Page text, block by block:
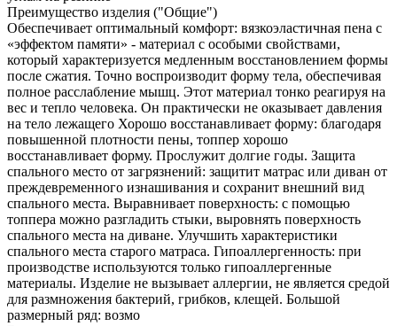
Преимущество изделия ("Общие")
Обеспечивает оптимальный комфорт: вязкоэластичная пена с
«эффектом памяти» - материал с особыми свойствами,
который характеризуется медленным восстановлением формы
после сжатия. Точно воспроизводит форму тела, обеспечивая
полное расслабление мышц. Этот материал тонко реагируя на
вес и тепло человека. Он практически не оказывает давления
на тело лежащего Хорошо восстанавливает форму: благодаря
повышенной плотности пены, топпер хорошо
восстанавливает форму. Прослужит долгие годы. Защита
спального место от загрязнений: защитит матрас или диван от
преждевременного изнашивания и сохранит внешний вид
спального места. Выравнивает поверхность: с помощью
топпера можно разгладить стыки, выровнять поверхность
спального места на диване. Улучшить характеристики
спального места старого матраса. Гипоаллергенность: при
производстве используются только гипоаллергенные
материалы. Изделие не вызывает аллергии, не является средой
для размножения бактерий, грибков, клещей. Большой
размерный ряд: возмо